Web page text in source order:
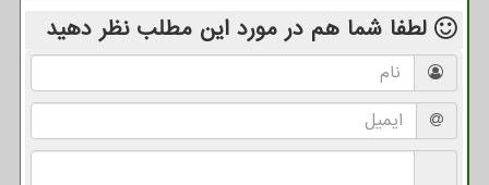
لطفا شما هم در مورد این مطلب نظر دهید